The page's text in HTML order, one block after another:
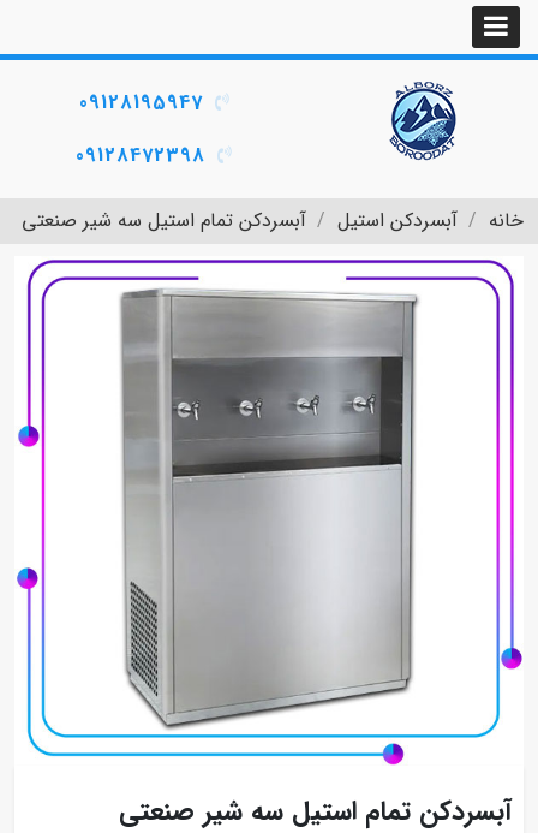
09128195947
09128472398
خانه آبسردکن استیل آبسردکن تمام استیل سه شیر صنعتی
آبسردکن تمام استیل سه شیر صنعتی